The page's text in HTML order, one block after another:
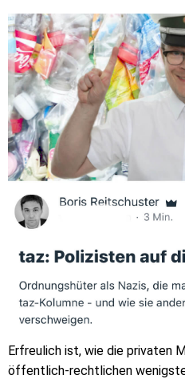
Erfreulich ist, wie die privaten
öffentlich-rechtlichen